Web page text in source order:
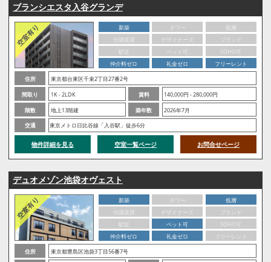
ブランシエスタ入谷グランデ
新築 タワー
低層
分譲賃貸
デザイナーズ
ブランド
駅近
ペット可
SOHO可
仲介料ゼロ
礼金ゼロ
フリーレント
住所
東京都台東区千束2丁目27番2号
間取り
1K - 2LDK 賃料
140,000円 - 280,000円
階数
地上13階建 築年数
2026年7月
交通
東京メトロ日比谷線「入谷駅」徒歩6分
物件詳細を見る 空室一覧ページ お問合せページ
デュオメゾン池袋オヴェスト
新築 タワー
低層
分譲賃貸
デザイナーズ
ブランド
駅近
ペット可
SOHO可
仲介料ゼロ
礼金ゼロ
フリーレント
住所
東京都豊島区池袋3丁目56番7号